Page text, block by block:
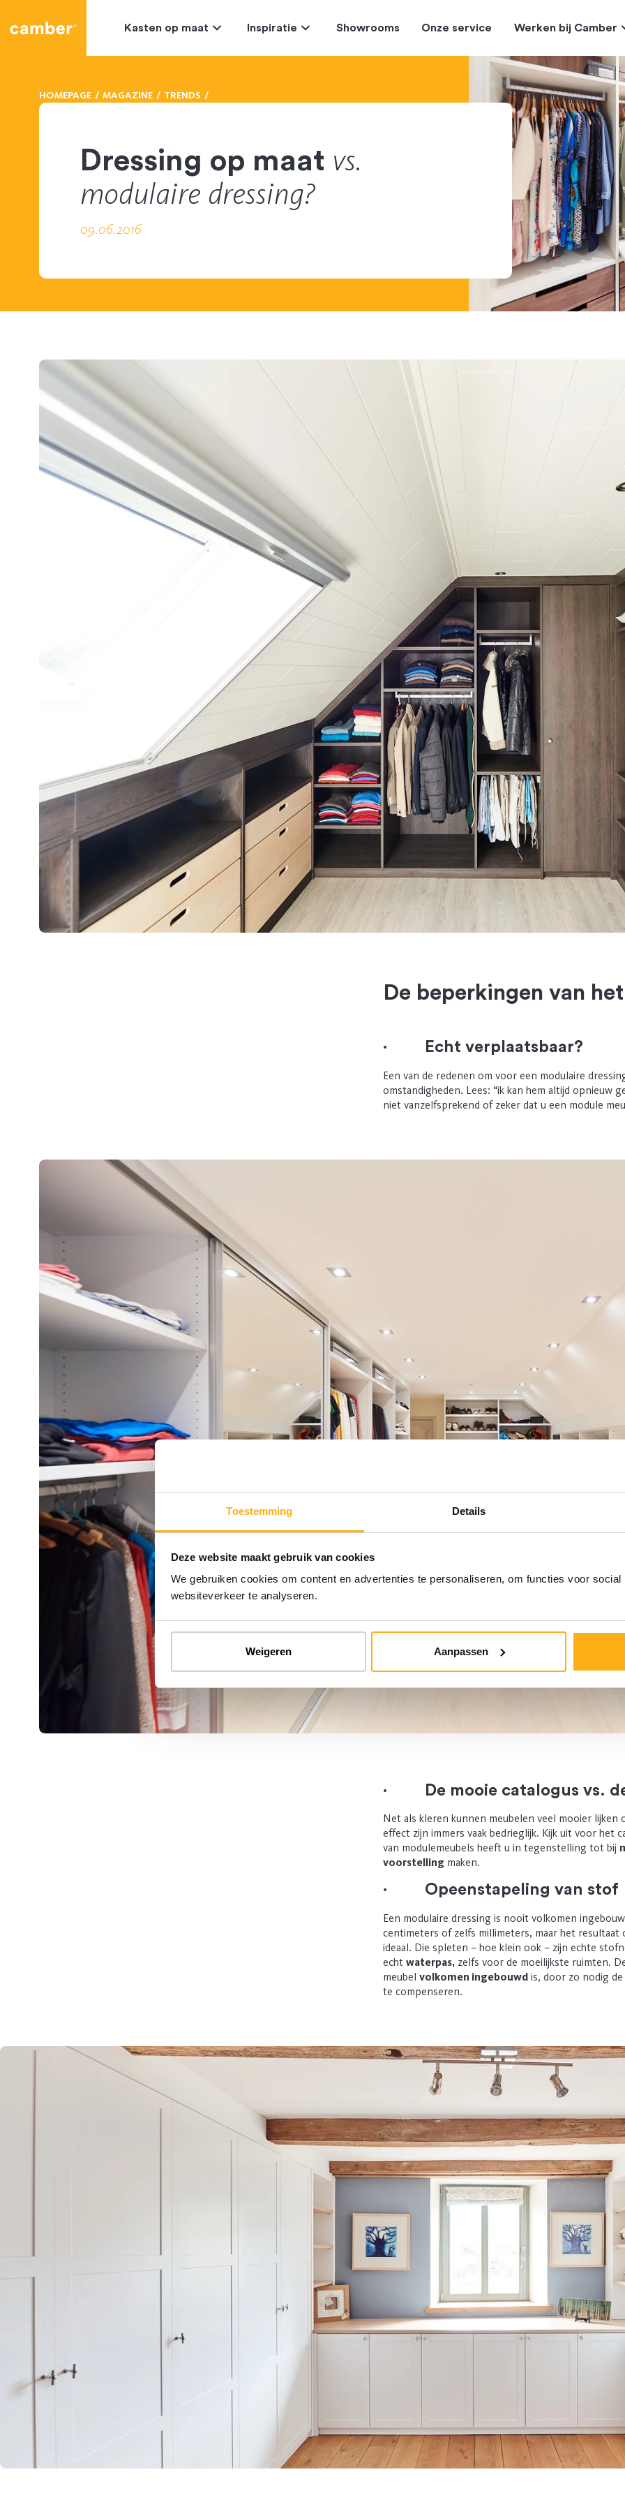
Toestemming Details
Deze website maakt gebruik van cookies
We gebruiken cookies om content en advertenties te personaliseren, om functies voor
websiteverkeer te analyseren.
Weigeren Aanpassen
Kasten op maat Inspiratie Showrooms Onze service Werken bij Camber
HOMEPAGE MAGAZINE TRENDS
Dressing op maat vs.
modulaire dressing?
09.06.2016
De beperkingen van
· Echt verplaatsbaar?
Een van de redenen om voor een modulaire
omstandigheden. Lees: “ik kan hem altijd opnieuw
niet vanzelfsprekend of zeker dat u een module
· De mooie catalogus vs.
Net als kleren kunnen meubelen veel mooier
effect zijn immers vaak bedrieglijk. Kijk uit voor het
van modulemeubels heeft u in tegenstelling tot bij
voorstelling maken.
· Opeenstapeling van stof
Een modulaire dressing is nooit volkomen
centimeters of zelfs millimeters, maar het resultaat
ideaal. Die spleten – hoe klein ook – zijn echte
echt waterpas,zelfs voor de moeilijkste ruimten.
meubel volkomen ingebouwdis, door zo nodig de
te compenseren.